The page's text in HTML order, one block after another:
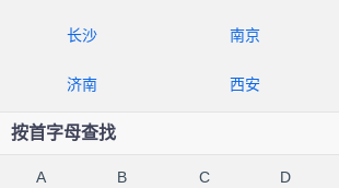
长沙 南京
济南 西安
按首字母查找
A B C D